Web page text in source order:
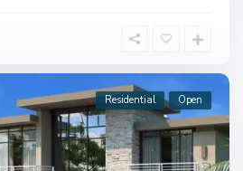
Residential Open